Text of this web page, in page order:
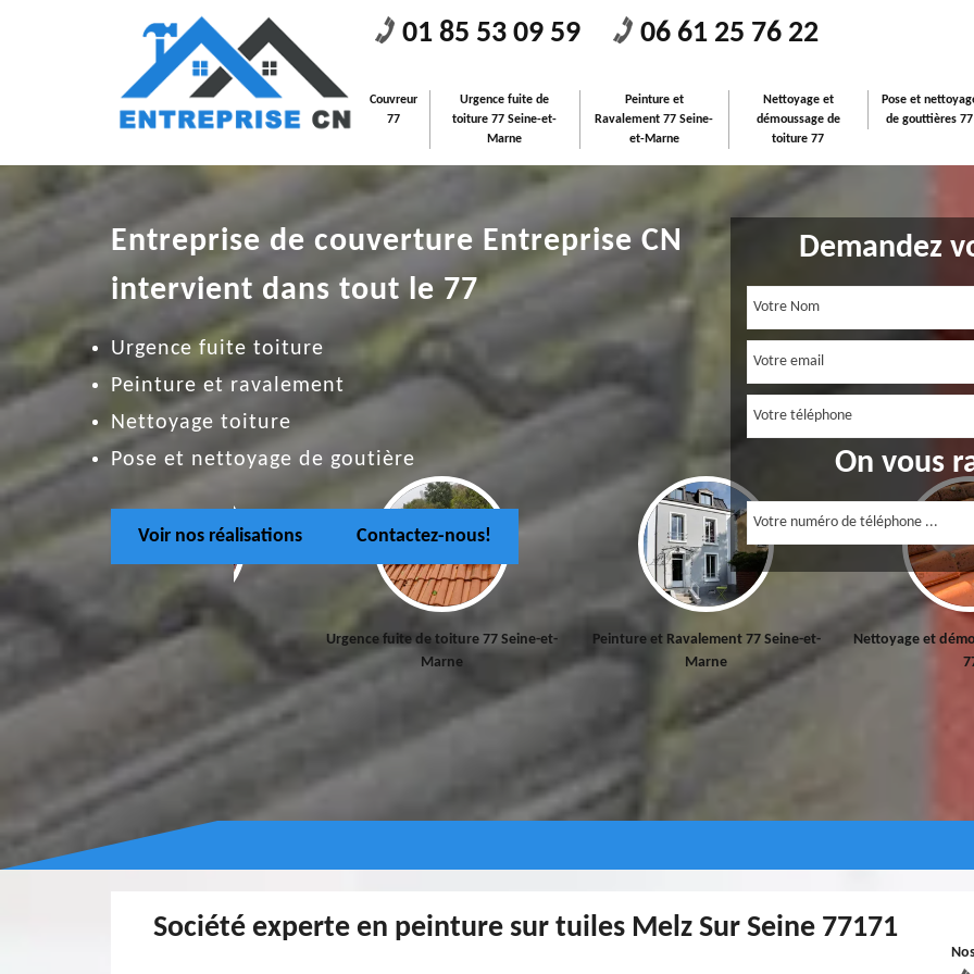
01 85 53 09 59 06 61 25 76 22
Couvreur
77
Urgence fuite de
toiture 77 Seine-et-
Marne
Peinture et
Ravalement 77 Seine-
et-Marne
Nettoyage et
démoussage de
toiture 77
Pose et
de gouttières 77
Entreprise de couverture Entreprise CN
intervient dans tout le 77
Urgence fuite toiture
Peinture et ravalement
Nettoyage toiture
Pose et nettoyage de goutière
Voir nos réalisations Contactez-nous!
Demandez
On vous
Couvreur 77
Urgence fuite de toiture 77 Seine-et-
Marne
Peinture et Ravalement 77 Seine-et-
Marne
Nettoyage et
Société experte en peinture sur tuiles Melz Sur Seine 77171